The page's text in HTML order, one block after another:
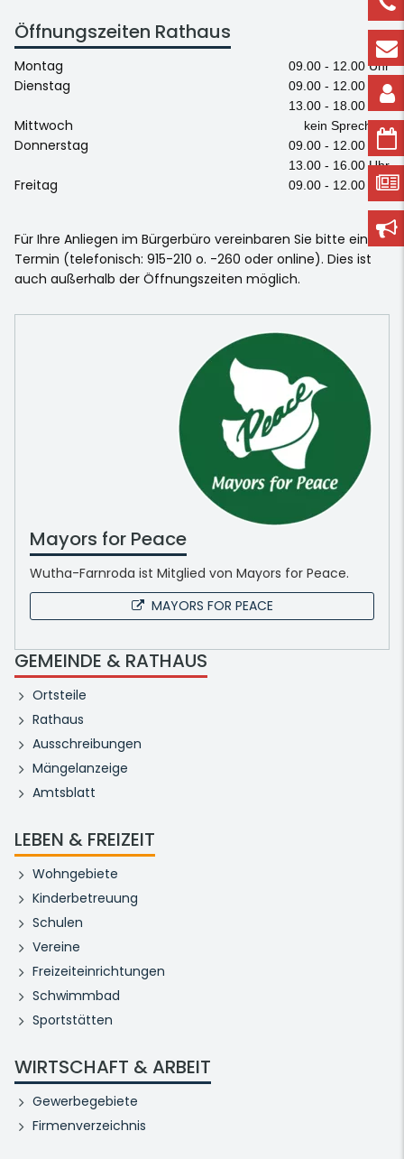
Öffnungszeiten Rathaus
Montag 09.00 - 12.00 Uhr
Dienstag
09.00 - 12.00 Uhr
13.00 - 18.00 Uhr
Mittwoch kein Sprechtag
Donnerstag
09.00 - 12.00 Uhr
13.00 - 16.00 Uhr
Freitag 09.00 - 12.00 Uhr
Für Ihre Anliegen im Bürgerbüro vereinbaren Sie bitte einen
Termin (telefonisch: 915-210 o. -260 oder online). Dies ist
auch außerhalb der Öffnungszeiten möglich.
Mayors for Peace
Wutha-Farnroda ist Mitglied von Mayors for Peace.
MAYORS FOR PEACE
GEMEINDE & RATHAUS
Ortsteile
Rathaus
Ausschreibungen
Mängelanzeige
Amtsblatt
LEBEN & FREIZEIT
Wohngebiete
Kinderbetreuung
Schulen
Vereine
Freizeiteinrichtungen
Schwimmbad
Sportstätten
WIRTSCHAFT & ARBEIT
Gewerbegebiete
Firmenverzeichnis